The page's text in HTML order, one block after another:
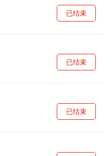
已结束
已结束
已结束